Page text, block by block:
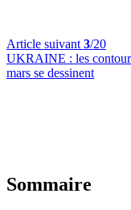
Article suivant 3/20
UKRAINE : les
mars se dessinent
Sommaire